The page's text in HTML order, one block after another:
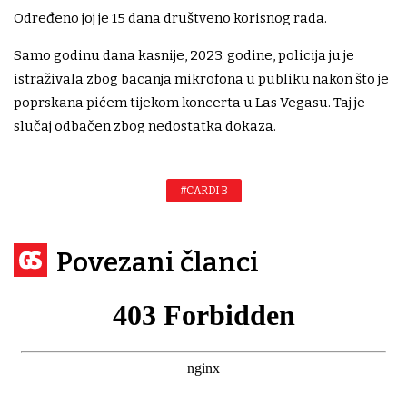
Određeno joj je 15 dana društveno korisnog rada.
Samo godinu dana kasnije, 2023. godine, policija ju je
istraživala zbog bacanja mikrofona u publiku nakon što je
poprskana pićem tijekom koncerta u Las Vegasu. Taj je
slučaj odbačen zbog nedostatka dokaza.
#CARDI B
Povezani članci